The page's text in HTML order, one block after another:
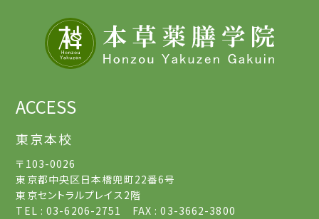
ACCESS
東京本校
〒103-0026
東京都中央区日本橋兜町22番6号
東京セントラルプレイス2階
TEL : 03-6206-2751 FAX : 03-3662-3800